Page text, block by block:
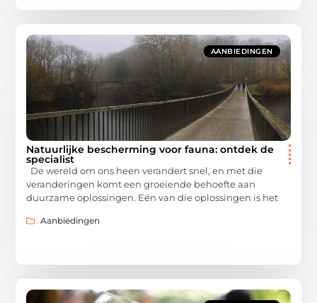
AANBIEDINGEN
Natuurlijke bescherming voor fauna: ontdek de
specialist
De wereld om ons heen verandert snel, en met die
veranderingen komt een groeiende behoefte aan
duurzame oplossingen. Eén van die oplossingen is het
Aanbiedingen